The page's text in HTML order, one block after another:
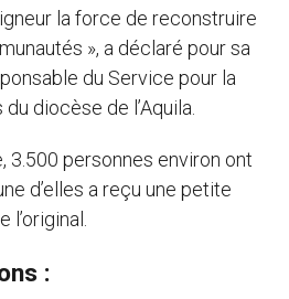
la force de reconstruire
», a déclaré pour sa
du Service pour la
diocèse de l’Aquila.
3.500 personnes environ ont
d’elles a reçu une petite
: